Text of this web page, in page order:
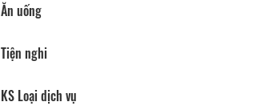
Ăn uống
Tiện nghi
KS Loại dịch vụ